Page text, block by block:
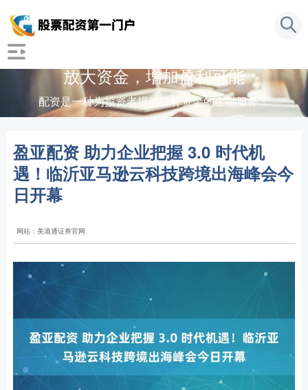
放大资金，增加盈利可能
配资是一种为投资者提供杠杆资金的金融服务！
盈亚配资 助力企业把握 3.0 时代机
遇！临沂亚马逊云科技跨境出海峰会今
日开幕
网站：美港通证券官网